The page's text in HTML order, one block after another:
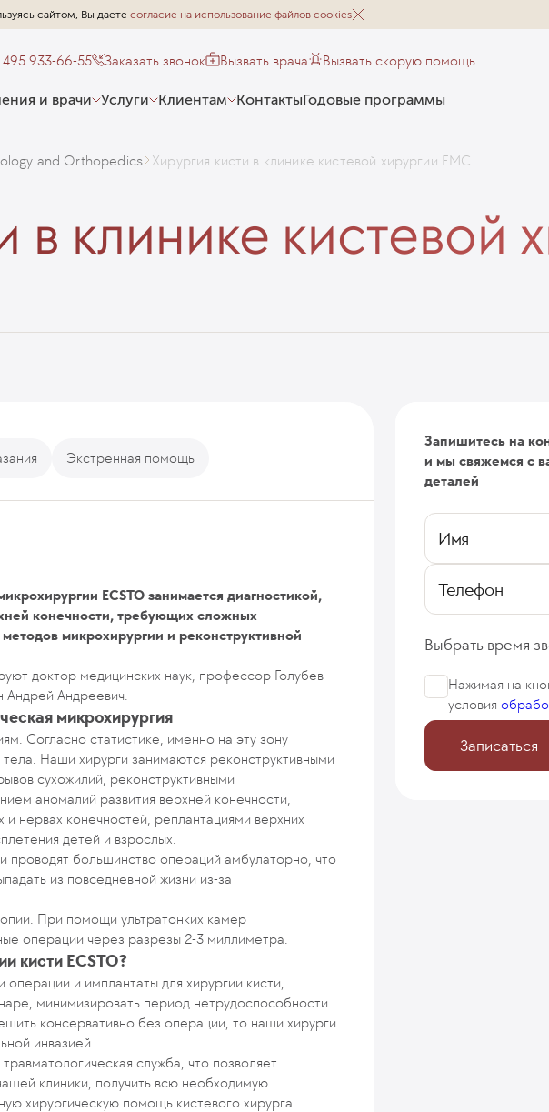
сайтом, Вы даете согласие на использование файлов cookies
495 933-66-55 Заказать звонок Вызвать врача Вызвать скорую помощь
и врачи Услуги Клиентам КонтактыГодовые программы
and Orthopedics Хирургия кисти в клинике кистевой хирургии ЕМС
в клинике кистевой
Экстренная помощь
ECSTO занимается диагностикой,
конечности, требующих сложных
микрохирургии и реконструктивной
доктор медицинских наук, профессор Голубев
Андреевич.
микрохирургия
Согласно статистике, именно на эту зону
Наши хирурги занимаются реконструктивными
сухожилий, реконструктивными
аномалий развития верхней конечности,
нервах конечностей, реплантациями верхних
детей и взрослых.
проводят большинство операций амбулаторно, что
из повседневной жизни из-за
При помощи ультратонких камер
операции через разрезы 2-3 миллиметра.
кисти ECSTO?
и имплантаты для хирургии кисти,
минимизировать период нетрудоспособности.
консервативно без операции, то наши хирурги
инвазией.
служба, что позволяет
клиники, получить всю необходимую
хирургическую помощь кистевого хирурга.
Запишитесь на
и мы свяжемся с
деталей
Имя
Телефон
Выбрать время
Нажимая на
условия
Записаться